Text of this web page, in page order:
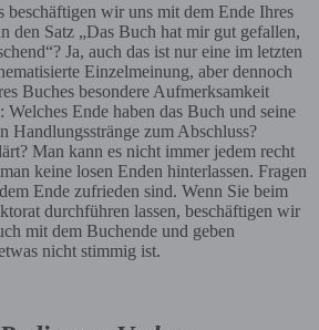
beschäftigen wir uns mit dem Ende Ihres
den Satz „Das Buch hat mir gut gefallen,
Ja, auch das ist nur eine im letzten
Einzelmeinung, aber dennoch
Buches besondere Aufmerksamkeit
Ende haben das Buch und seine
Handlungsstränge zum Abschluss?
Man kann es nicht immer jedem recht
keine losen Enden hinterlassen. Fragen
Ende zufrieden sind. Wenn Sie beim
durchführen lassen, beschäftigen wir
mit dem Buchende und geben
nicht stimmig ist.